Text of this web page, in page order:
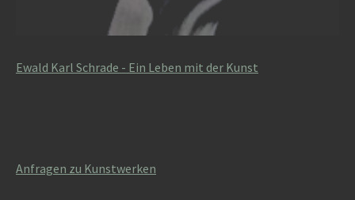
Ewald Karl Schrade - Ein Leben mit der Kunst
Anfragen zu Kunstwerken